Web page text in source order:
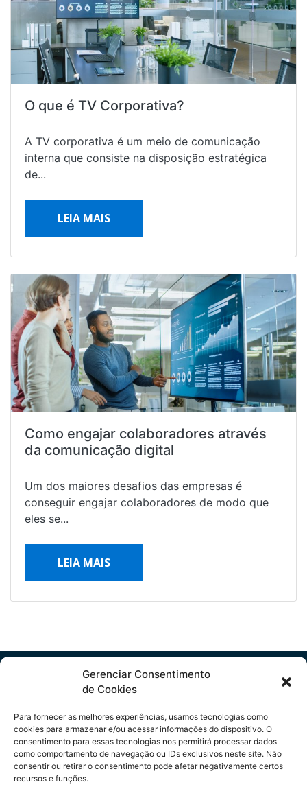
Gerenciar Consentimento
de Cookies
Para fornecer as melhores experiências, usamos tecnologias como
cookies para armazenar e/ou acessar informações do dispositivo. O
consentimento para essas tecnologias nos permitirá processar dados
como comportamento de navegação ou IDs exclusivos neste site. Não
consentir ou retirar o consentimento pode afetar negativamente certos
recursos e funções.
O que é TV Corporativa?
A TV corporativa é um meio de comunicação
interna que consiste na disposição estratégica
de...
LEIA MAIS
Como engajar colaboradores através
da comunicação digital
Um dos maiores desafios das empresas é
conseguir engajar colaboradores de modo que
eles se...
LEIA MAIS
Copyright Ⓒ 2024 DFS